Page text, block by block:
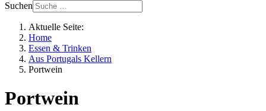
Suchen
Aktuelle Seite:
Home
Essen & Trinken
Aus Portugals Kellern
Portwein
Portwein